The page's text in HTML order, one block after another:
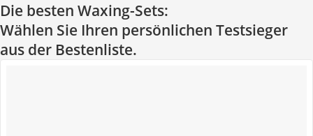
Die besten Waxing-Sets:
Wählen Sie Ihren persönlichen Testsieger
aus der Bestenliste.